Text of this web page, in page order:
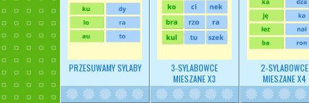
PRZESUWAMY SYLABY
3-SYLABOWCE
MIESZANE X3
2-SYLABOWCE
MIESZANE X4